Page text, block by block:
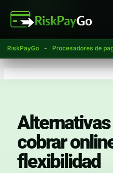
RiskPayGo - Procesadores de
contenido
Alternativas
cobrar
flexibilidad